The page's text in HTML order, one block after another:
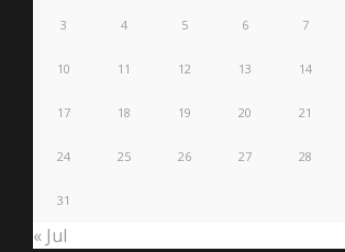
3 4 5 6 7
10 11 12 13 14
17 18 19 20 21
24 25 26 27 28
31
« Jul